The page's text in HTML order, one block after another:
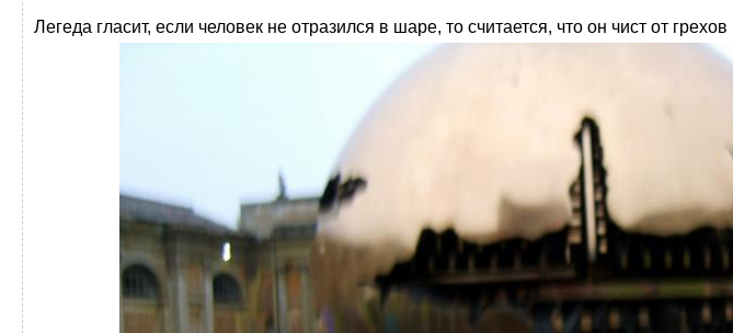
Легеда гласит, если человек не отразился в шаре, то считается, что он чист от грехов